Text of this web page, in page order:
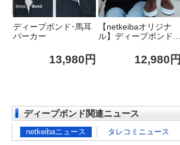
【netkeibaオリジナ
ル】ディープボンド･
12,980円
ディープボンド･ジャ
ージ
13,980円
ディープボンド関連ニュース
netkeibaニュース タレコミニュース